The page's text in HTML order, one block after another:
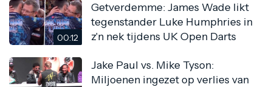
00:12
Getverdemme: James Wade likt
tegenstander Luke Humphries in
z'n nek tijdens UK Open Darts
Jake Paul vs. Mike Tyson:
Miljoenen ingezet op verlies van